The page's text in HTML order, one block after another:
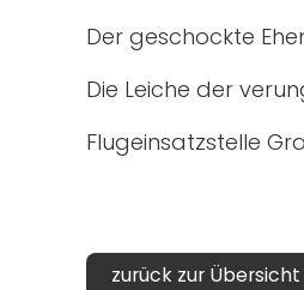
Der geschockte
Die Leiche der
Flugeinsatzstelle
zurück zur Übersicht